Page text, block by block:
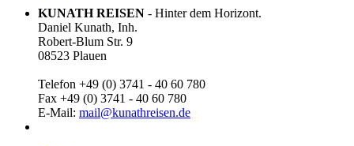
KUNATH REISEN - Hinter dem Horizont.
Daniel Kunath, Inh.
Robert-Blum Str. 9
08523 Plauen
Telefon +49 (0) 3741 - 40 60 780
Fax +49 (0) 3741 - 40 60 780
E-Mail: mail@kunathreisen.de